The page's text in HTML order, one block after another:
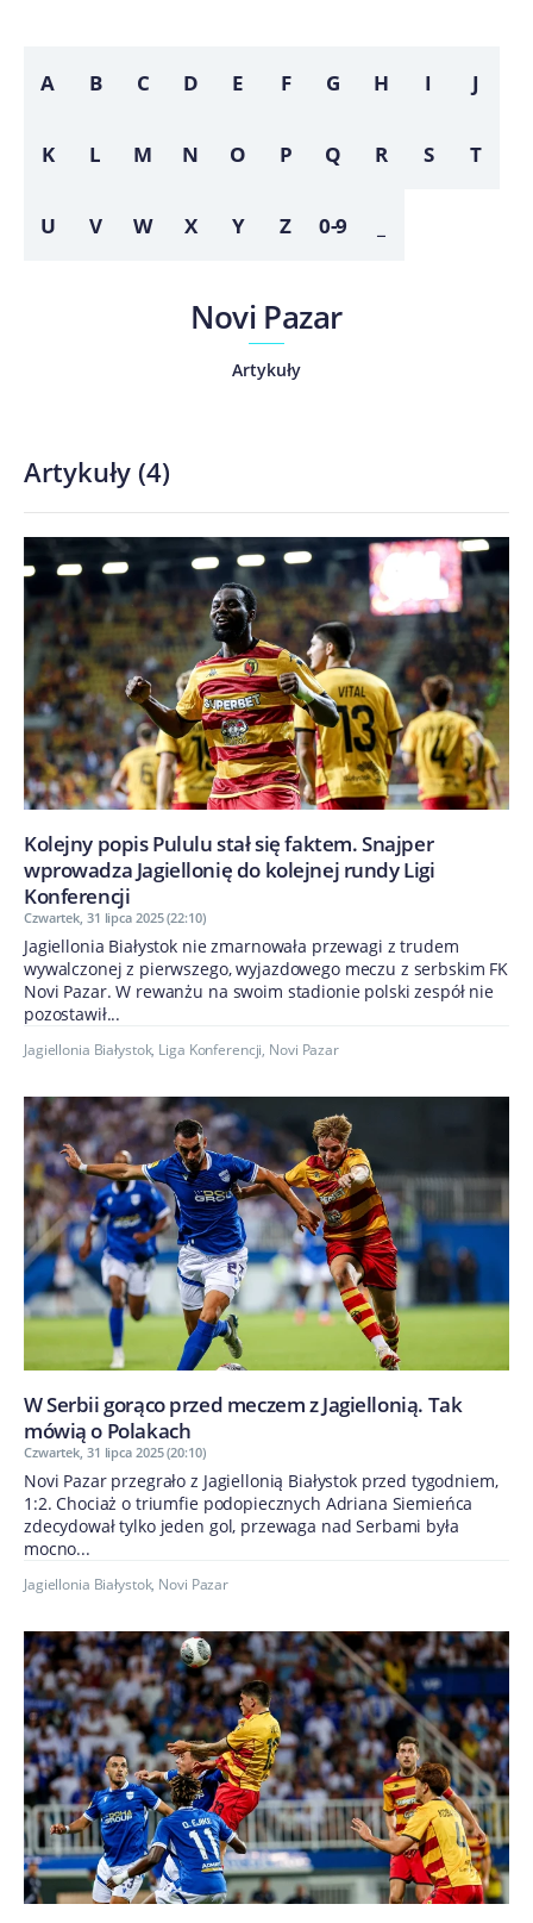
A B C D E F G H I J
K L M N O P Q R S T
U V W X Y Z 0-9
Novi Pazar
Artykuły
Artykuły (4)
Kolejny popis Pululu stał się faktem. Snajper
wprowadza Jagiellonię do kolejnej rundy Ligi
Konferencji
Czwartek, 31 lipca 2025 (22:10)
Jagiellonia Białystok nie zmarnowała przewagi z trudem
wywalczonej z pierwszego, wyjazdowego meczu z serbskim FK
Novi Pazar. W rewanżu na swoim stadionie polski zespół nie
pozostawił...
Jagiellonia Białystok, Liga Konferencji, Novi Pazar
W Serbii gorąco przed meczem z Jagiellonią. Tak
mówią o Polakach
Czwartek, 31 lipca 2025 (20:10)
Novi Pazar przegrało z Jagiellonią Białystok przed tygodniem,
1:2. Chociaż o triumfie podopiecznych Adriana Siemieńca
zdecydował tylko jeden gol, przewaga nad Serbami była
mocno...
Jagiellonia Białystok, Novi Pazar